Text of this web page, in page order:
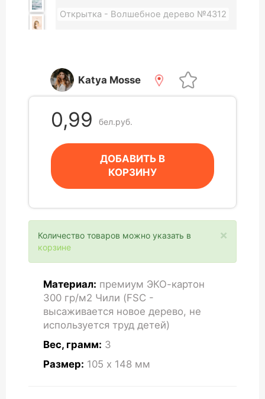
Открытка - Волшебное дерево №4312
Katya Mosse
0,99 бел.руб.
ДОБАВИТЬ В
КОРЗИНУ
×
Количество товаров можно указать в
корзине
Материал: премиум ЭКО-картон
300 гр/м2 Чили (FSC -
высаживается новое дерево, не
используется труд детей)
Вес, грамм: 3
Размер: 105 x 148 мм